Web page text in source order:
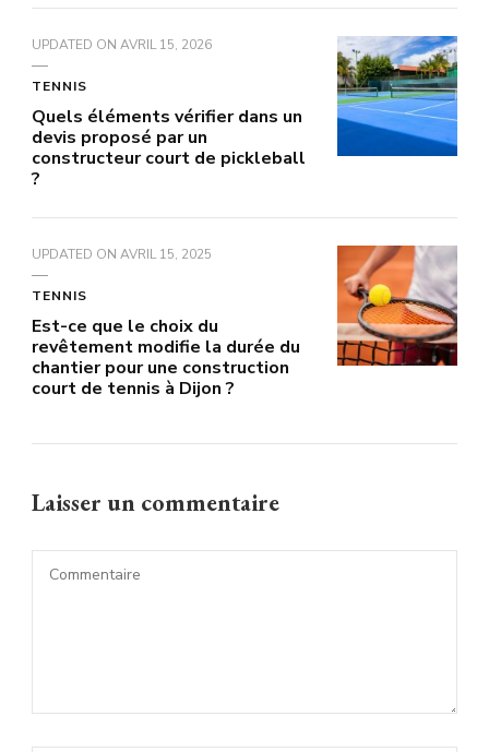
UPDATED ON AVRIL 15, 2026
TENNIS
Quels éléments vérifier dans un
devis proposé par un
constructeur court de pickleball
?
UPDATED ON AVRIL 15, 2025
TENNIS
Est-ce que le choix du
revêtement modifie la durée du
chantier pour une construction
court de tennis à Dijon ?
Laisser un commentaire